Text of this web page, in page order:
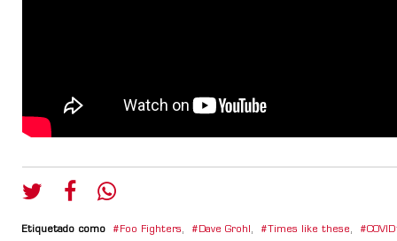
Etiquetado como Foo Fighters, Dave Grohl , Times like these,